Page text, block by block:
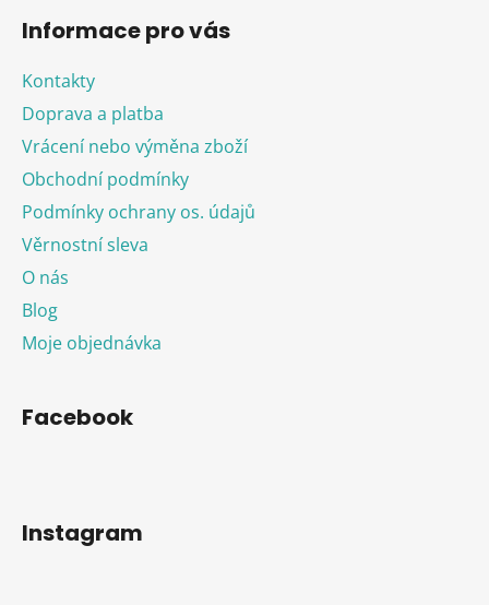
Informace pro vás
Kontakty
Doprava a platba
Vrácení nebo výměna zboží
Obchodní podmínky
Podmínky ochrany os. údajů
Věrnostní sleva
O nás
Blog
Moje objednávka
Facebook
Instagram